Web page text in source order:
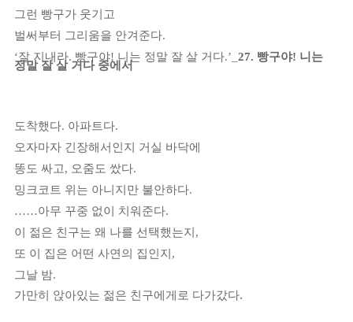
그런 빵구가 웃기고
벌써부터 그리움을 안겨준다.
‘잘 지내라. 빵구야! 니는 정말 잘 살 거다.’_ 27. 빵구야! 니는
정말 잘 살 거다 중에서
도착했다. 아파트다.
오자마자 긴장해서인지 거실 바닥에
똥도 싸고, 오줌도 쌌다.
밍크코트 위는 아니지만 불안하다.
……아무 꾸중 없이 치워준다.
이 젊은 친구는 왜 나를 선택했는지,
또 이 집은 어떤 사연의 집인지,
그날 밤.
가만히 앉아있는 젊은 친구에게로 다가갔다.